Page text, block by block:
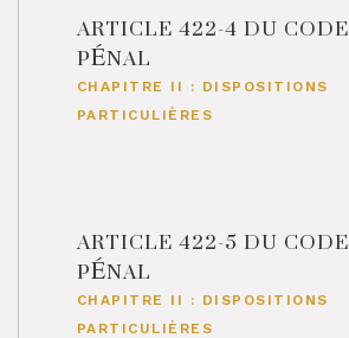
ARTICLE 422-4 DU CODE
PÉNAL
CHAPITRE II : DISPOSITIONS
PARTICULIÈRES
ARTICLE 422-5 DU CODE
PÉNAL
CHAPITRE II : DISPOSITIONS
PARTICULIÈRES